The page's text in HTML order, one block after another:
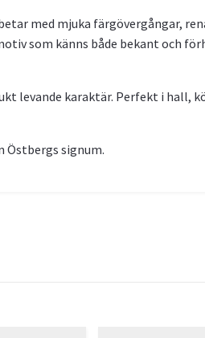
med mjuka färgövergångar,
som känns både bekant och
levande karaktär. Perfekt i hall,
Östbergs signum.